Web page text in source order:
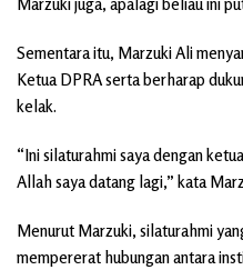
Sementara itu, Marzuki Ali
Ketua DPRA serta berharap
kelak.
“Ini silaturahmi saya dengan
Allah saya datang lagi,” kata
Menurut Marzuki, silaturahmi
mempererat hubungan antara